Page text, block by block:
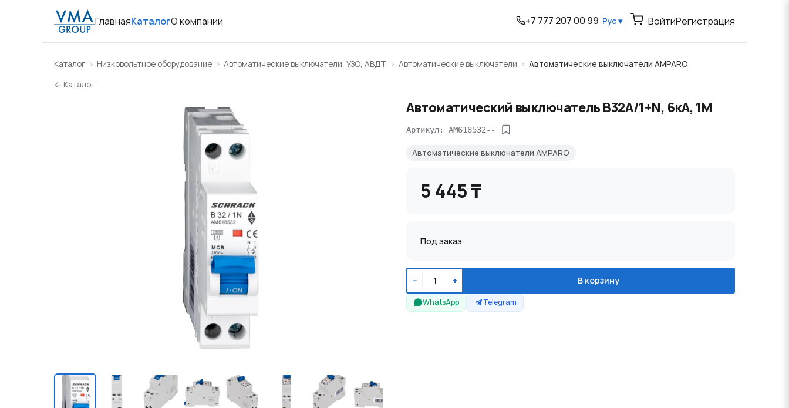
ГлавнаяКаталогО компании +7 777 207 00 99 Рус ▾ ВойтиРегистрация
Каталог Низковольтное оборудование Автоматические выключатели, УЗО, АВДТ Автоматические выключатели
Автоматические выключатели AMPARO
← Каталог
Автоматический выключатель B32А/1+N, 6кА, 1M
Артикул: AM618532--
Автоматические выключатели AMPARO
5 445 ₸
Под заказ
− + В корзину
WhatsApp Telegram